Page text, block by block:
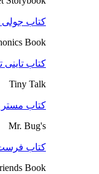
کتاب
Book
کتاب تاینی
Tiny Talk
کتاب مستر
Mr. Bug's
کتاب
Book